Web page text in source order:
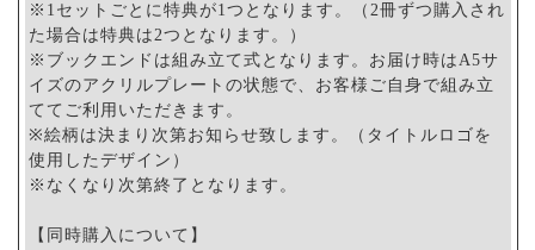
※1セットごとに特典が1つとなります。（2冊ずつ購入され
た場合は特典は2つとなります。）
※ブックエンドは組み立て式となります。お届け時はA5サ
イズのアクリルプレートの状態で、お客様ご自身で組み立
ててご利用いただきます。
※絵柄は決まり次第お知らせ致します。（タイトルロゴを
使用したデザイン）
※なくなり次第終了となります。
【同時購入について】